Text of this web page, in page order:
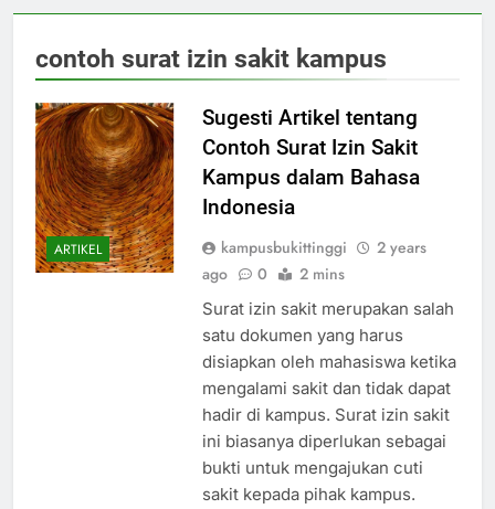
contoh surat izin sakit kampus
ARTIKEL
Sugesti Artikel tentang
Contoh Surat Izin Sakit
Kampus dalam Bahasa
Indonesia
kampusbukittinggi
2 years
ago
0 2 mins
Surat izin sakit merupakan salah
satu dokumen yang harus
disiapkan oleh mahasiswa ketika
mengalami sakit dan tidak dapat
hadir di kampus. Surat izin sakit
ini biasanya diperlukan sebagai
bukti untuk mengajukan cuti
sakit kepada pihak kampus.